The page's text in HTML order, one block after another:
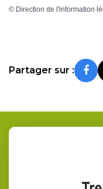
© Direction de l'information
Partager sur :